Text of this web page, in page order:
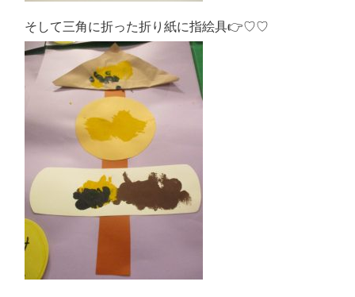
そして三角に折った折り紙に指絵具👉♡♡